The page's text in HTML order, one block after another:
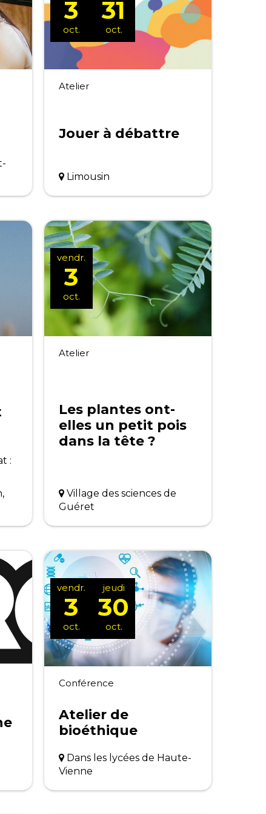
Atelier
Jouer à débattre
Limousin
3
oct.
31
oct.
:
Atelier
Les plantes ont-
elles un petit pois
dans la tête ?
Village des sciences de
Guéret
vendr.
3
oct.
Conférence
Atelier de
bioéthique
Dans les lycées de Haute-
Vienne
vendr.
3
oct.
jeudi
30
oct.